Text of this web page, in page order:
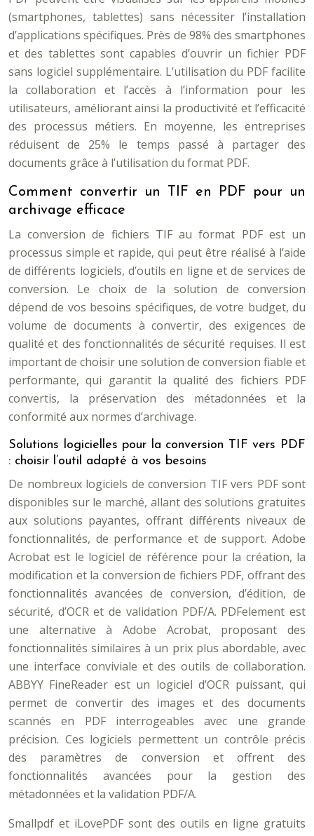
(smartphones, tablettes) sans nécessiter l’installation
d’applications spécifiques. Près de 98% des smartphones
et des tablettes sont capables d’ouvrir un fichier PDF
sans logiciel supplémentaire. L’utilisation du PDF facilite
la collaboration et l’accès à l’information pour les
utilisateurs, améliorant ainsi la productivité et l’efficacité
des processus métiers. En moyenne, les entreprises
réduisent de 25% le temps passé à partager des
documents grâce à l’utilisation du format PDF.
Comment convertir un TIF en PDF pour un
archivage efficace
La conversion de fichiers TIF au format PDF est un
processus simple et rapide, qui peut être réalisé à l’aide
de différents logiciels, d’outils en ligne et de services de
conversion. Le choix de la solution de conversion
dépend de vos besoins spécifiques, de votre budget, du
volume de documents à convertir, des exigences de
qualité et des fonctionnalités de sécurité requises. Il est
important de choisir une solution de conversion fiable et
performante, qui garantit la qualité des fichiers PDF
convertis, la préservation des métadonnées et la
conformité aux normes d’archivage.
Solutions logicielles pour la conversion TIF vers PDF
: choisir l’outil adapté à vos besoins
De nombreux logiciels de conversion TIF vers PDF sont
disponibles sur le marché, allant des solutions gratuites
aux solutions payantes, offrant différents niveaux de
fonctionnalités, de performance et de support. Adobe
Acrobat est le logiciel de référence pour la création, la
modification et la conversion de fichiers PDF, offrant des
fonctionnalités avancées de conversion, d’édition, de
sécurité, d’OCR et de validation PDF/A. PDFelement est
une alternative à Adobe Acrobat, proposant des
fonctionnalités similaires à un prix plus abordable, avec
une interface conviviale et des outils de collaboration.
ABBYY FineReader est un logiciel d’OCR puissant, qui
permet de convertir des images et des documents
scannés en PDF interrogeables avec une grande
précision. Ces logiciels permettent un contrôle précis
des paramètres de conversion et offrent des
fonctionnalités avancées pour la gestion des
métadonnées et la validation PDF/A.
Smallpdf et iLovePDF sont des outils en ligne gratuits